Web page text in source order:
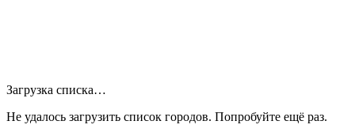
Загрузка списка…
Не удалось загрузить список городов. Попробуйте ещё раз.